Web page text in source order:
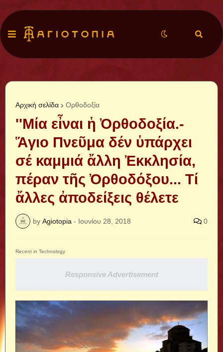
Αρχική σελίδα Ορθοδοξία
''Μία εἶναι ἡ Ὀρθοδοξία.-
Ἅγιο Πνεῦμα δέν ὑπάρχει
σέ καμμιά ἄλλη Ἐκκλησία,
πέραν τῆς Ὀρθοδόξου... Τί
ἄλλες ἀποδείξεις θέλετε
by Agiotopia - Ιουνίου 28, 2018 0
Recent in Technology
Responsive Advertisement